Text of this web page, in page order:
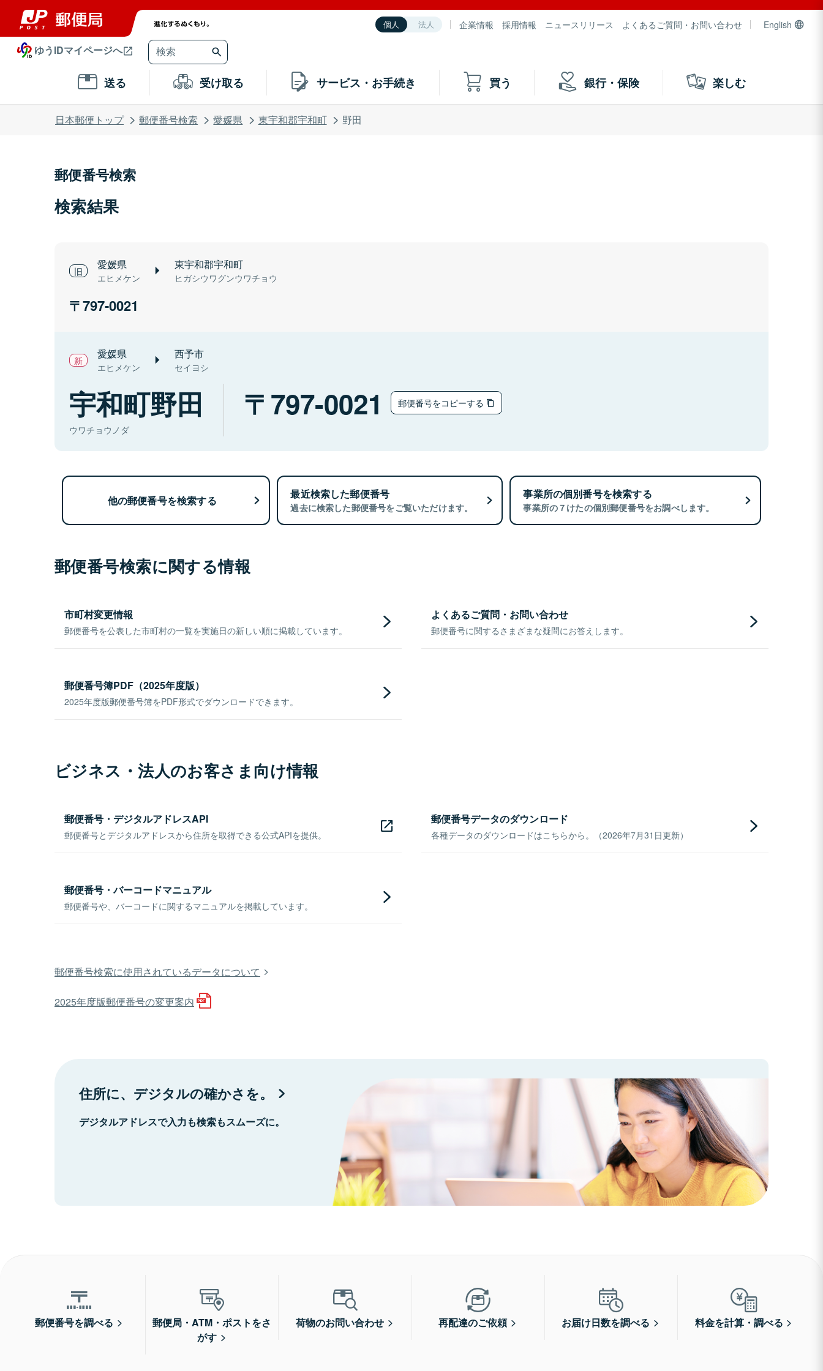
個人 法人 企業情報 採用情報 ニュースリリース よくあるご質問・お問い合わせ English
ゆうIDマイページへ
送る 受け取る サービス・お手続き 買う 銀行・保険 楽しむ
日本郵便トップ 郵便番号検索 愛媛県 東宇和郡宇和町 野田
郵便番号検索
検索結果
愛媛県
エヒメケン
東宇和郡宇和町
ヒガシウワグンウワチョウ
797-0021
愛媛県
エヒメケン
西予市
セイヨシ
宇和町野田
ウワチョウノダ
797-0021 郵便番号をコピーする
他の郵便番号を検索する 最近検索した郵便番号
過去に検索した郵便番号をご覧いただけます。
事業所の個別番号を検索する
事業所の７けたの個別郵便番号をお調べします。
郵便番号検索に関する情報
市町村変更情報
郵便番号を公表した市町村の一覧を実施日の新しい順に掲載しています。
よくあるご質問・お問い合わせ
郵便番号に関するさまざまな疑問にお答えします。
郵便番号簿PDF（2025年度版）
2025年度版郵便番号簿をPDF形式でダウンロードできます。
ビジネス・法人のお客さま向け情報
郵便番号・デジタルアドレスAPI
郵便番号とデジタルアドレスから住所を取得できる公式APIを提供。
郵便番号データのダウンロード
各種データのダウンロードはこちらから。（2026年7月31日更新）
郵便番号・バーコードマニュアル
郵便番号や、バーコードに関するマニュアルを掲載しています。
郵便番号検索に使用されているデータについて
2025年度版郵便番号の変更案内
住所に、デジタルの確かさを。
デジタルアドレスで入力も検索もスムーズに。
郵便番号を調べる
郵便局・ATM・ポストをさ
がす
荷物のお問い合わせ 再配達のご依頼 お届け日数を調べる 料金を計算・調べる